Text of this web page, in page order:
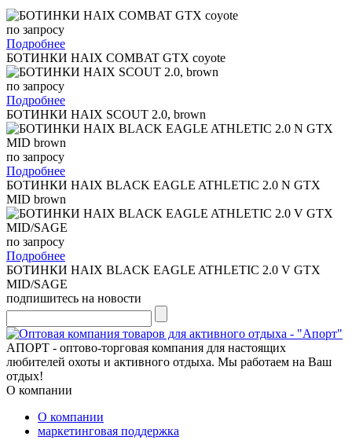
по запросу
Подробнее
БОТИНКИ HAIX COMBAT GTX coyote
по запросу
Подробнее
БОТИНКИ HAIX SCOUT 2.0, brown
по запросу
Подробнее
БОТИНКИ HAIX BLACK EAGLE ATHLETIC 2.0 N GTX
MID brown
по запросу
Подробнее
БОТИНКИ HAIX BLACK EAGLE ATHLETIC 2.0 V GTX
MID/SAGE
подпишитесь на новости
АПОРТ - оптово-торговая компания для настоящих
любителей охоты и активного отдыха. Мы работаем на Ваш
отдых!
О компании
О компании
маркетинговая поддержка